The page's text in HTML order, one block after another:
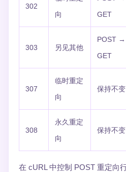
302
向
GET
303 另见其他
POST →
GET
307
临时重定
向
保持不变
308
永久重定
向
保持不变
在 cURL 中控制 POST 重定向